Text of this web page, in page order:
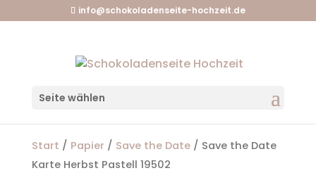
info@schokoladenseite-hochzeit.de
Seite wählen
Start / Papier / Save the Date/ Save the Date
Karte Herbst Pastell 19502